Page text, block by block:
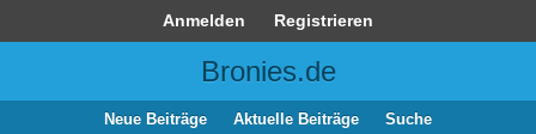
Anmelden Registrieren
Bronies.de
Neue Beiträge Aktuelle Beiträge Suche